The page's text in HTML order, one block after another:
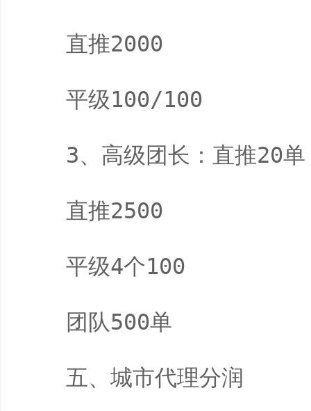
直推2000
平级100/100
3、高级团长：直推20单
直推2500
平级4个100
团队500单
五、城市代理分润